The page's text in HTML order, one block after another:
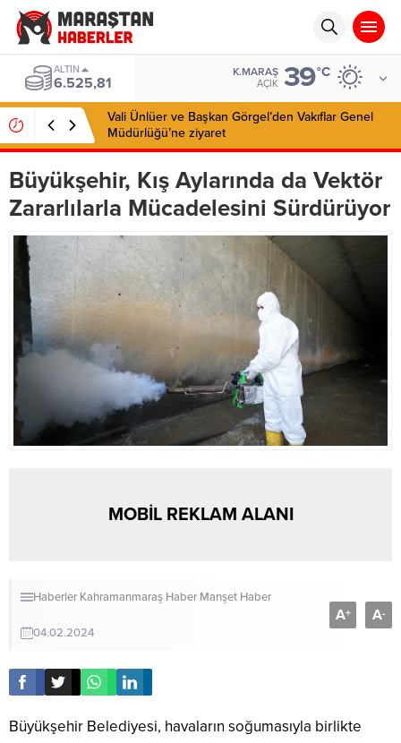
BIST
13.703,13
K.MARAŞ
AÇIK 39°C
Vali Ünlüer ve Başkan Görgel’den Vakıflar Genel
Müdürlüğü’ne ziyaret
Büyükşehir, Kış Aylarında da Vektör
Zararlılarla Mücadelesini Sürdürüyor
MOBİL REKLAM ALANI
Haberler Kahramanmaraş Haber Manşet Haber
04.02.2024
A+ A-
Büyükşehir Belediyesi, havaların soğumasıyla birlikte